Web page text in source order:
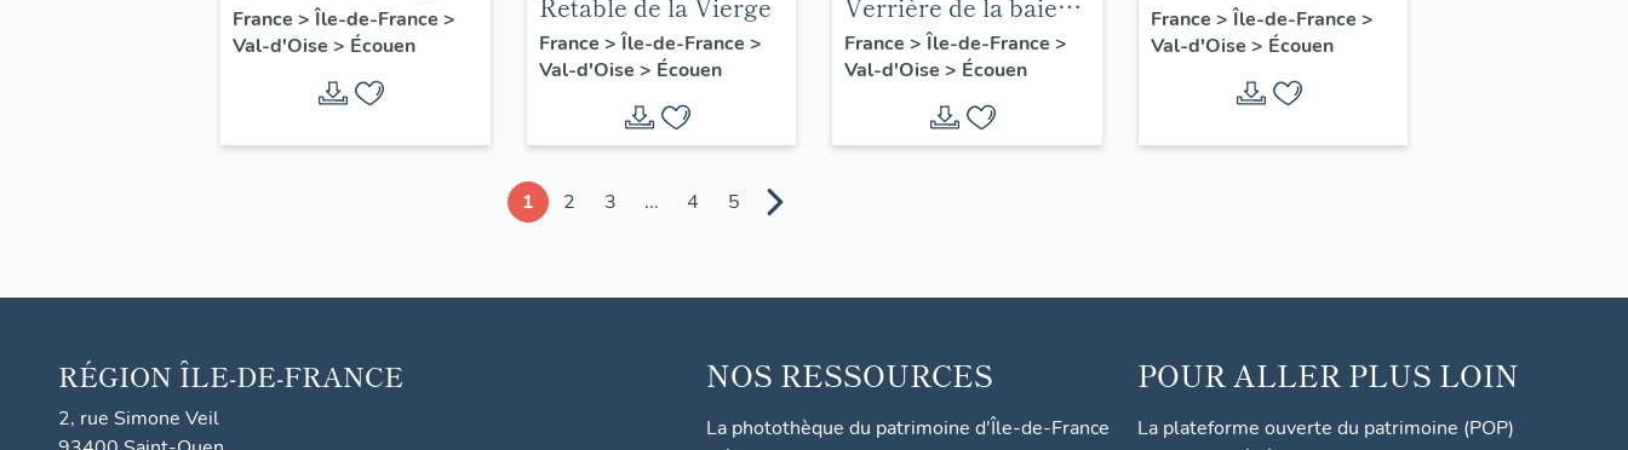
l'Enfant, XIVe siècle
France > Île-de-France >
Val-d'Oise > Écouen France > Île-de-France >
Val-d'Oise > Écouen
d'axe
France > Île-de-France >
Val-d'Oise > Écouen
Philippe
France > Île-de-France >
Val-d'Oise > Écouen
1 2 3 ... 4 5
RÉGION ÎLE-DE-FRANCE
2, rue Simone Veil
NOS RESSOURCES
La photothèque du patrimoine d'Île-de-France
POUR ALLER PLUS LOIN
La plateforme ouverte du patrimoine (POP)